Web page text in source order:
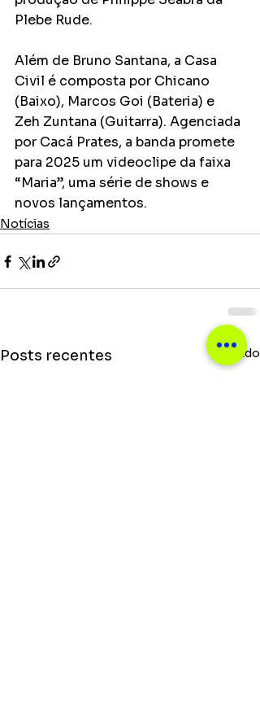
Plebe Rude.
Além de Bruno Santana, a Casa
Civil é composta por Chicano
(Baixo), Marcos Goi (Bateria) e
Zeh Zuntana (Guitarra). Agenciada
por Cacá Prates, a banda promete
para 2025 um videoclipe da faixa
“Maria”, uma série de shows e
novos lançamentos.
Notícias
Posts recentes Ver tudo